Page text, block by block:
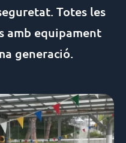
Totes les
amb equipament
generació.